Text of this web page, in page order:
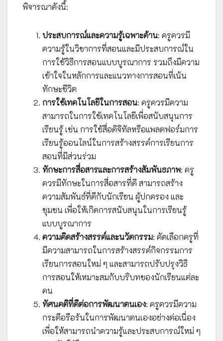
พิจารณาดังนี้:
ประสบการณ์และความรู้เฉพาะด้าน: ครูควรมี
ความรู้ในวิชาการที่สอนและมีประสบการณ์ใน
การใช้วิธีการสอนแบบบูรณาการ รวมถึงมีความ
เข้าใจในหลักการและแนวทางการสอนที่เน้น
ทักษะชีวิต
การใช้เทคโนโลยีในการสอน: ครูควรมีความ
สามารถในการใช้เทคโนโลยีเพื่อสนับสนุนการ
เรียนรู้ เช่น การใช้สื่อดิจิทัลหรือแพลตฟอร์มการ
เรียนรู้ออนไลน์ในการสร้างสรรค์การเรียนการ
สอนที่มีส่วนร่วม
ทักษะการสื่อสารและการสร้างสัมพันธภาพ: ครู
ควรมีทักษะในการสื่อสารที่ดี สามารถสร้าง
ความสัมพันธ์ที่ดีกับนักเรียน ผู้ปกครอง และ
ชุมชน เพื่อให้เกิดการสนับสนุนในการเรียนรู้
แบบบูรณาการ
ความคิดสร้างสรรค์และนวัตกรรม: คัดเลือกครูที่
มีความสามารถในการสร้างสรรค์กิจกรรมการ
เรียนการสอนใหม่ ๆ และสามารถปรับปรุงวิธี
การสอนให้เหมาะสมกับบริบทของนักเรียนแต่ละ
คน
ทัศนคติที่ดีต่อการพัฒนาตนเอง: ครูควรมีความ
กระตือรือร้นในการพัฒนาตนเองอย่างต่อเนื่อง
เพื่อให้สามารถนำความรู้และประสบการณ์ใหม่ ๆ